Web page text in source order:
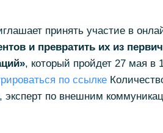
принять участие в
и превратить их из
, который пройдет 27 мая в
по ссылке
эксперт по внешним